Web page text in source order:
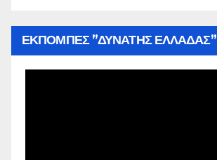
ΕΚΠΟΜΠΕΣ ”ΔΥΝΑΤΗΣ ΕΛΛΑΔΑΣ”